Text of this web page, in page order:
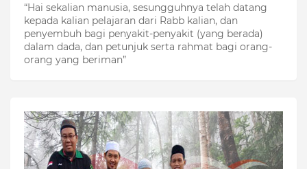
“Hai sekalian manusia, sesungguhnya telah datang
kepada kalian pelajaran dari Rabb kalian, dan
penyembuh bagi penyakit-penyakit (yang berada)
dalam dada, dan petunjuk serta rahmat bagi orang-
orang yang beriman”